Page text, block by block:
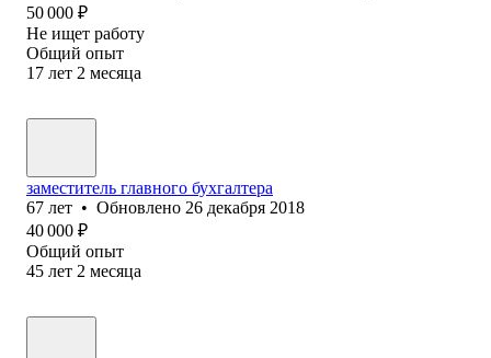
50 000 ₽
Не ищет работу
Общий опыт
17 лет 2 месяца
заместитель главного бухгалтера
67 лет • Обновлено 26 декабря 2018
40 000 ₽
Общий опыт
45 лет 2 месяца